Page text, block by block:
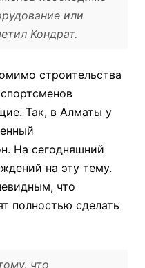
или
Кондрат.
строительства
Так, в Алматы у
На сегодняшний
на эту тему.
что
полностью сделать
что